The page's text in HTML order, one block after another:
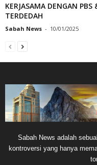
KERJASAMA DENGAN
TERDEDAH
Sabah News - 10/01/2025
Sabah News adalah
kontroversi yang hanya